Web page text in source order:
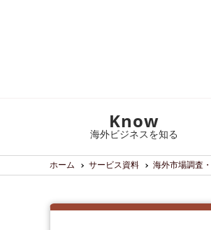
Know
海外ビジネスを知る
ホーム サービス資料 海外市場調査